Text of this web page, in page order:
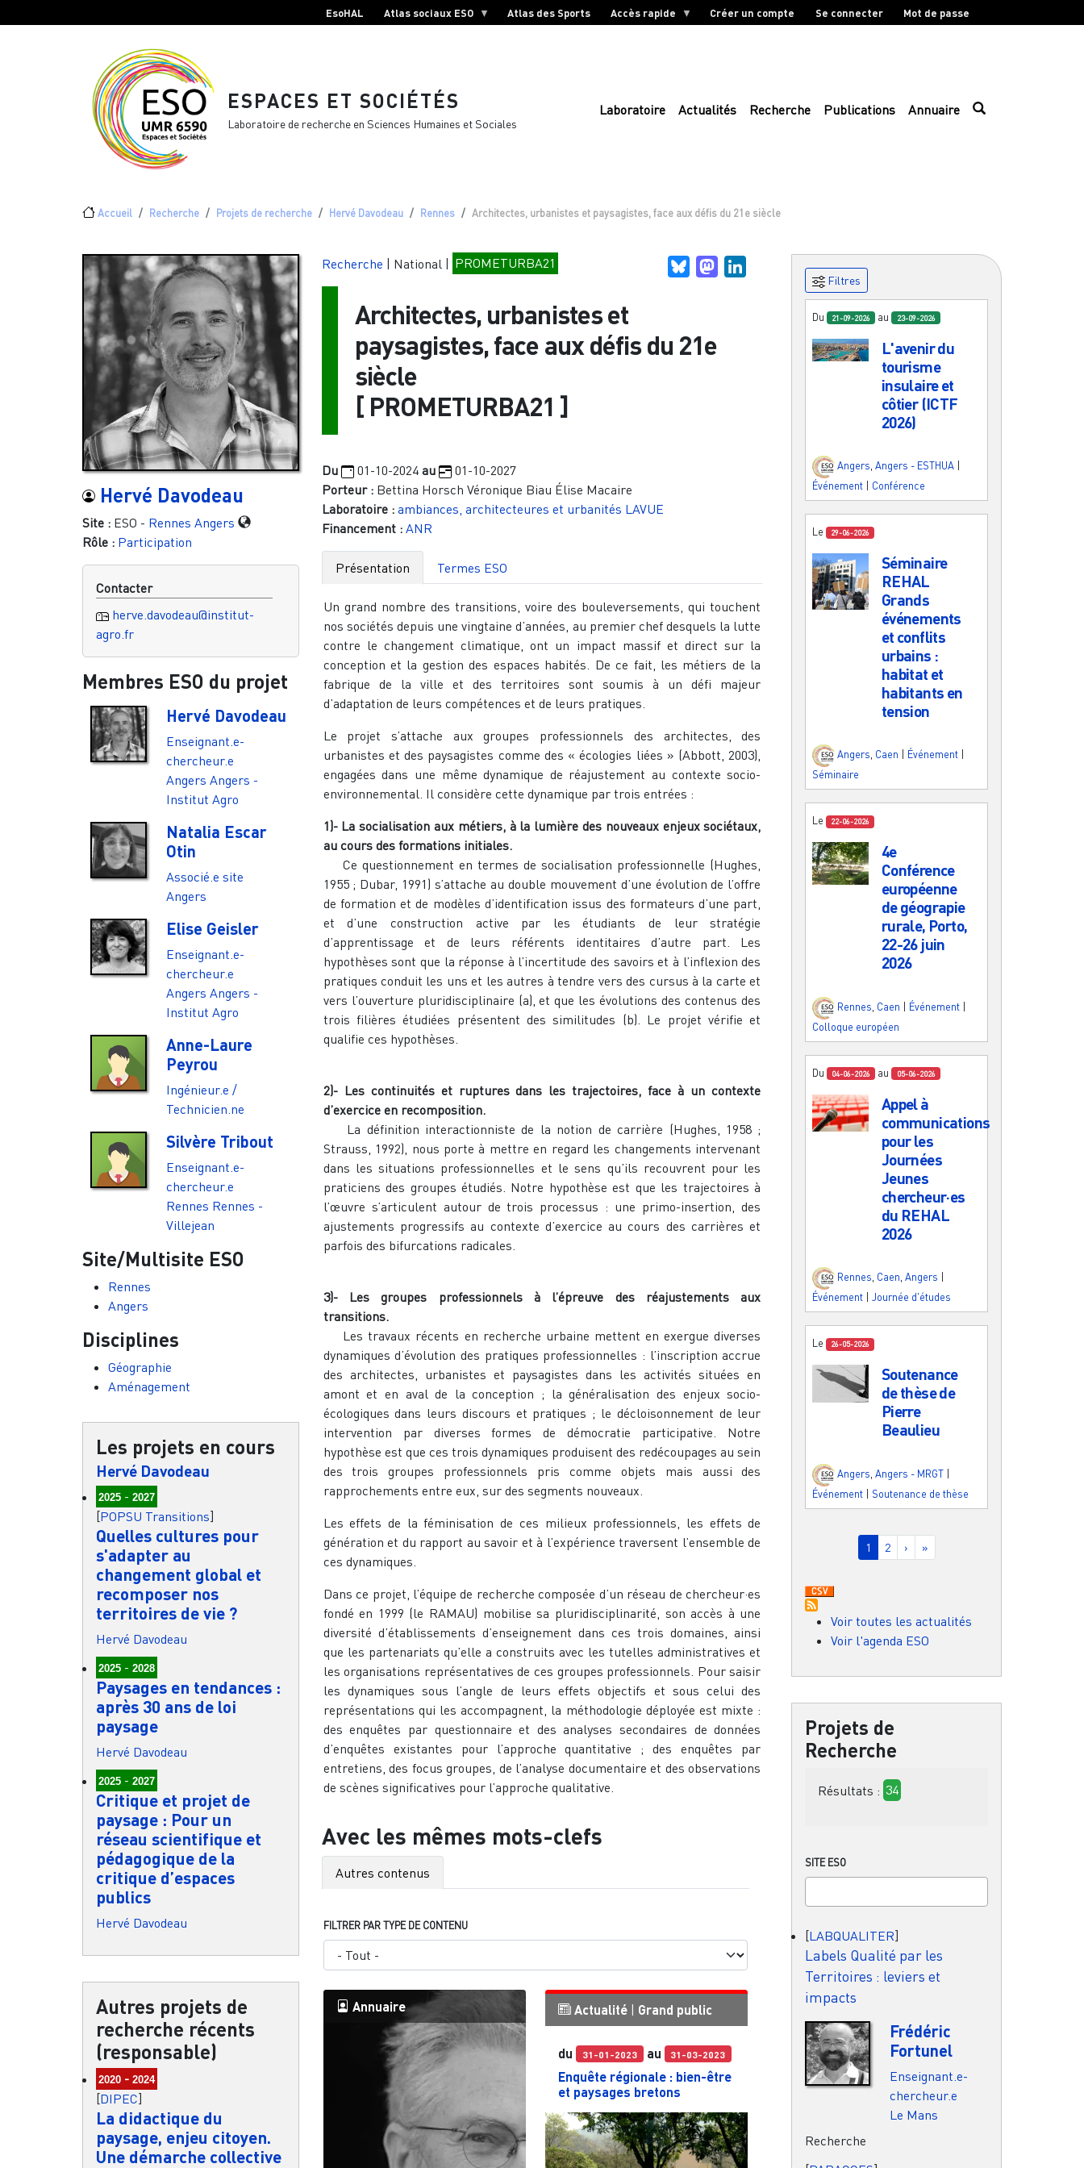
EsoHAL Atlas sociaux ESO Atlas des Sports Accès rapide Créer un compte Se connecter Mot de passe
ESPACES ET SOCIÉTÉS
Laboratoire de recherche en Sciences Humaines et Sociales
Laboratoire Actualités Recherche Publications Annuaire
Fil d'Ariane
Accueil Recherche Projets de recherche Hervé Davodeau Rennes Architectes, urbanistes et paysagistes, face aux défis du 21e siècle
Hervé Davodeau
Site : ESO - Rennes Angers
Rôle : Participation
Contacter
herve.davodeau@institut-
agro.fr
Membres ESO du projet
Hervé Davodeau
Enseignant.e-
chercheur.e
Angers Angers -
Institut Agro
Natalia Escar
Otin
Associé.e site
Angers
Elise Geisler
Enseignant.e-
chercheur.e
Angers Angers -
Institut Agro
Anne-Laure
Peyrou
Ingénieur.e /
Technicien.ne
Silvère Tribout
Enseignant.e-
chercheur.e
Rennes Rennes -
Villejean
Site/Multisite ESO
Rennes
Angers
Disciplines
Géographie
Aménagement
Les projets en cours
Hervé Davodeau
2025 -2027
[POPSU Transitions]
Quelles cultures pour
s'adapter au
changement global et
recomposer nos
territoires de vie ?
Hervé Davodeau
2025 -2028
Paysages en tendances :
après 30 ans de loi
paysage
Hervé Davodeau
2025 -2027
Critique et projet de
paysage : Pour un
réseau scientifique et
pédagogique de la
critique d’espaces
publics
Hervé Davodeau
Autres projets de
recherche récents
(responsable)
2020 -2024
[DIPEC]
La didactique du
paysage, enjeu citoyen.
Une démarche collective
Recherche | National | PROMETURBA21 BlueskyMastodon
Architectes, urbanistes et
paysagistes, face aux défis du 21e
siècle
[ PROMETURBA21 ]
Du 01-10-2024 au
01-10-2027
Porteur : Bettina Horsch Véronique Biau Élise Macaire
Laboratoire : ambiances, architecteures et urbanités LAVUE
Financement : ANR
Présentation Termes ESO
Un grand nombre des transitions, voire des bouleversements, qui touchent
nos sociétés depuis une vingtaine d’années, au premier chef desquels la lutte
contre le changement climatique, ont un impact massif et direct sur la
conception et la gestion des espaces habités. De ce fait, les métiers de la
fabrique de la ville et des territoires sont soumis à un défi majeur
d’adaptation de leurs compétences et de leurs pratiques.
Le projet s’attache aux groupes professionnels des architectes, des
urbanistes et des paysagistes comme des « écologies liées » (Abbott, 2003),
engagées dans une même dynamique de réajustement au contexte socio-
environnemental. Il considère cette dynamique par trois entrées :
1)- La socialisation aux métiers, à la lumière des nouveaux enjeux sociétaux,
au cours des formations initiales.
Ce questionnement en termes de socialisation professionnelle (Hughes,
1955 ; Dubar, 1991) s’attache au double mouvement d’une évolution de l’offre
de formation et de modèles d’identification issus des formateurs d’une part,
et d’une construction active par les étudiants de leur stratégie
d’apprentissage et de leurs référents identitaires d’autre part. Les
hypothèses sont que la réponse à l’incertitude des savoirs et à l’inflexion des
pratiques conduit les uns et les autres à tendre vers des cursus à la carte et
vers l’ouverture pluridisciplinaire (a), et que les évolutions des contenus des
trois filières étudiées présentent des similitudes (b). Le projet vérifie et
qualifie ces hypothèses.
2)- Les continuités et ruptures dans les trajectoires, face à un contexte
d’exercice en recomposition.
La définition interactionniste de la notion de carrière (Hughes, 1958 ;
Strauss, 1992), nous porte à mettre en regard les changements intervenant
dans les situations professionnelles et le sens qu’ils recouvrent pour les
praticiens des groupes étudiés. Notre hypothèse est que les trajectoires à
l’œuvre s’articulent autour de trois processus : une primo-insertion, des
ajustements progressifs au contexte d’exercice au cours des carrières et
parfois des bifurcations radicales.
3)- Les groupes professionnels à l’épreuve des réajustements aux
transitions.
Les travaux récents en recherche urbaine mettent en exergue diverses
dynamiques d’évolution des pratiques professionnelles : l’inscription accrue
des architectes, urbanistes et paysagistes dans les activités situées en
amont et en aval de la conception ; la généralisation des enjeux socio-
écologiques dans leurs discours et pratiques ; le décloisonnement de leur
intervention par diverses formes de démocratie participative. Notre
hypothèse est que ces trois dynamiques produisent des redécoupages au sein
des trois groupes professionnels pris comme objets mais aussi des
rapprochements entre eux, sur des segments nouveaux.
Les effets de la féminisation de ces milieux professionnels, les effets de
génération et du rapport au savoir et à l’expérience traversent l’ensemble de
ces dynamiques.
Dans ce projet, l’équipe de recherche composée d’un réseau de chercheur·es
fondé en 1999 (le RAMAU) mobilise sa pluridisciplinarité, son accès à une
diversité d’établissements d’enseignement dans ces trois domaines, ainsi
que les partenariats qu’elle a construits avec les tutelles administratives et
les organisations représentatives de ces groupes professionnels. Pour saisir
les dynamiques sous l’angle de leurs effets objectifs et sous celui des
représentations qui les accompagnent, la méthodologie déployée est mixte :
des enquêtes par questionnaire et des analyses secondaires de données
d’enquêtes existantes pour l’approche quantitative ; des enquêtes par
entretiens, des focus groupes, de l’analyse documentaire et des observations
de scènes significatives pour l’approche qualitative.
Avec les mêmes mots-clefs
Autres contenus
FILTRER PAR TYPE DE CONTENU
Annuaire Actualité| Grand public
du 31-01-2023 au 31-03-2023
Enquête régionale : bien-être
et paysages bretons
Filtres
Du 21-09-2026 au 23-09-2026
L'avenir du
tourisme
insulaire et
côtier (ICTF
2026)
Angers Angers - ESTHUA
Événement
Conférence
Le 29-06-2026
Séminaire
REHAL
Grands
événements
et conflits
urbains :
habitat et
habitants en
tension
Angers, Caen Événement
Séminaire
Le 22-06-2026
4e
Conférence
européenne
de géograpie
rurale, Porto,
22-26 juin
2026
Rennes Caen Événement
Colloque européen
Du 04-06-2026 au 05-06-2026
Appel à
communications
pour les
Journées
Jeunes
chercheur·es
du REHAL
2026
Rennes, Caen, Angers
Événement
Journée d'études
Le 26-05-2026
Soutenance
de thèse de
Pierre
Beaulieu
Angers Angers - MRGT
Événement | Soutenance de thèse
Pagination
Page courante
1 Page
2 Page suivante
› Dernière page
»
Voir toutes les actualités
Voir l'agenda ESO
Projets de
Recherche
Résultats : 34
SITE ESO
[LABQUALITER]
Labels Qualité par les
Territoires : leviers et
impacts
Frédéric
Fortunel
Enseignant.e-
chercheur.e
Le Mans
Recherche